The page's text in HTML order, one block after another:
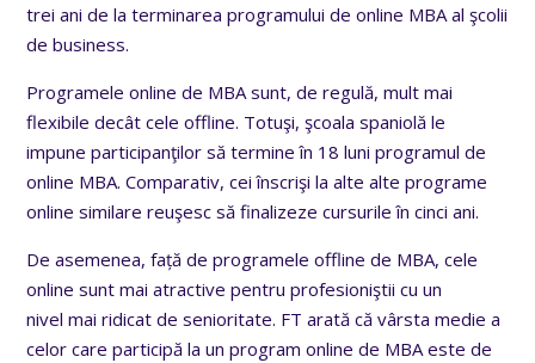
trei ani de la terminarea programului de online MBA al şcolii
de business.
Programele online de MBA sunt, de regulă, mult mai
flexibile decât cele offline. Totuşi, şcoala spaniolă le
impune participanţilor să termine în 18 luni programul de
online MBA. Comparativ, cei înscrişi la alte alte programe
online similare reuşesc să finalizeze cursurile în cinci ani.
De asemenea, față de programele offline de MBA, cele
online sunt mai atractive pentru profesioniştii cu un
nivel mai ridicat de senioritate. FT arată că vârsta medie a
celor care participă la un program online de MBA este de